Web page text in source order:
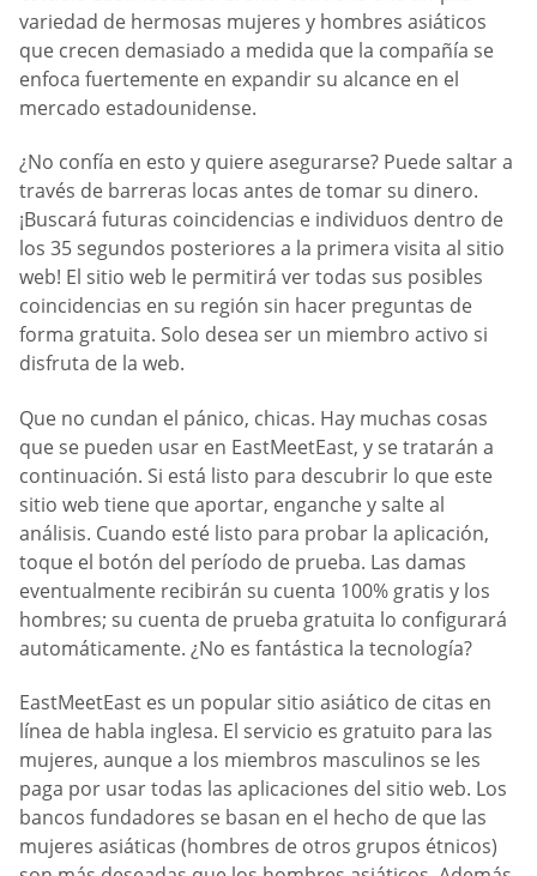
variedad de hermosas mujeres y hombres asiáticos
que crecen demasiado a medida que la compañía se
enfoca fuertemente en expandir su alcance en el
mercado estadounidense.
¿No confía en esto y quiere asegurarse? Puede saltar a
través de barreras locas antes de tomar su dinero.
¡Buscará futuras coincidencias e individuos dentro de
los 35 segundos posteriores a la primera visita al sitio
web! El sitio web le permitirá ver todas sus posibles
coincidencias en su región sin hacer preguntas de
forma gratuita. Solo desea ser un miembro activo si
disfruta de la web.
Que no cundan el pánico, chicas. Hay muchas cosas
que se pueden usar en EastMeetEast, y se tratarán a
continuación. Si está listo para descubrir lo que este
sitio web tiene que aportar, enganche y salte al
análisis. Cuando esté listo para probar la aplicación,
toque el botón del período de prueba. Las damas
eventualmente recibirán su cuenta 100% gratis y los
hombres; su cuenta de prueba gratuita lo configurará
automáticamente. ¿No es fantástica la tecnología?
EastMeetEast es un popular sitio asiático de citas en
línea de habla inglesa. El servicio es gratuito para las
mujeres, aunque a los miembros masculinos se les
paga por usar todas las aplicaciones del sitio web. Los
bancos fundadores se basan en el hecho de que las
mujeres asiáticas (hombres de otros grupos étnicos)